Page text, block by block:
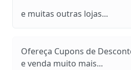
e muitas outras lojas...
Ofereça Cupons de
e venda muito mais...